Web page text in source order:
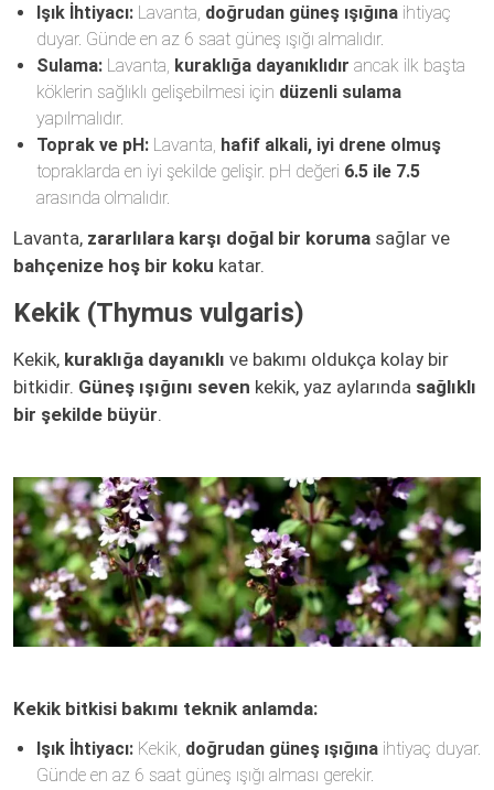
Işık İhtiyacı:Lavanta, doğrudan güneş ışığınaihtiyaç
duyar. Günde en az 6 saat güneş ışığı almalıdır.
Sulama:Lavanta, kuraklığa dayanıklıdır ancak ilk başta
köklerin sağlıklı gelişebilmesi için düzenli sulama
yapılmalıdır.
Toprak ve pH:Lavanta, hafif alkali, iyi drene olmuş
topraklarda en iyi şekilde gelişir. pH değeri 6.5 ile 7.5
arasında olmalıdır.
Lavanta, zararlılara karşı doğal bir koruma sağlar ve
bahçenize hoş bir koku katar.
Kekik (Thymus vulgaris)
Kekik, kuraklığa dayanıklı ve bakımı oldukça kolay bir
bitkidir. Güneş ışığını seven kekik, yaz aylarında sağlıklı
bir şekilde büyür.
Kekik bitkisi bakımı teknik anlamda:
Işık İhtiyacı:Kekik, doğrudan güneş ışığınaihtiyaç duyar.
Günde en az 6 saat güneş ışığı alması gerekir.